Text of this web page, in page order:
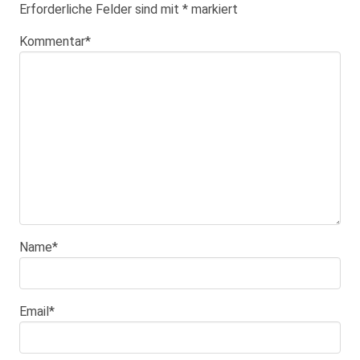
Erforderliche Felder sind mit * markiert
Kommentar*
Name*
Email*